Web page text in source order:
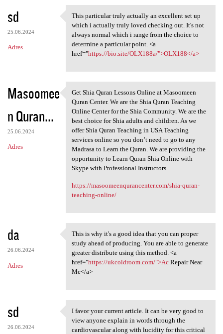
sd
25.06.2024
Adres
This particular truly
This particular truly actually an excellent set up
which i actually truly loved checking out. It's not
always normal which i range from the choice to
determine a particular point. <a
href="https://bio.site/OLX188a/">OLX188</a>
Masoomee
n Quran...
25.06.2024
Adres
Get Shia Quran Lessons Online
Get Shia Quran Lessons Online at Masoomeen
Quran Center. We are the Shia Quran Teaching
Online Center for the Shia Community. We are the
best choice for Shia adults and children. As we
offer Shia Quran Teaching in USA Teaching
services online so you don’t need to go to any
Madrasa to Learn the Quran. We are providing the
opportunity to Learn Quran Shia Online with
Skype with Professional Instructors.
https://masoomeenqurancenter.com/shia-quran-
teaching-online/
da
26.06.2024
Adres
This is why it's a good idea
This is why it's a good idea that you can proper
study ahead of producing. You are able to generate
greater distribute using this method. <a
href="https://ukcoldroom.com/">AcRepair Near
Me</a>
sd
26.06.2024
I favor your current article.
I favor your current article. It can be very good to
view anyone explain in words through the
cardiovascular along with lucidity for this critical